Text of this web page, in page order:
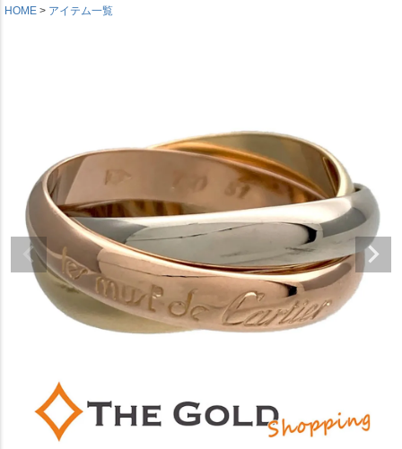
HOME アイテム一覧